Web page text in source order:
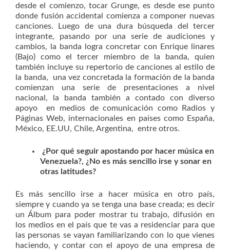
desde el comienzo, tocar Grunge, es desde ese punto
donde fusión accidental comienza a componer nuevas
canciones. Luego de una dura búsqueda del tercer
integrante, pasando por una serie de audiciones y
cambios, la banda logra concretar con Enrique linares
(Bajo) como el tercer miembro de la banda, quien
también incluye su repertorio de canciones al estilo de
la banda, una vez concretada la formación de la banda
comienzan una serie de presentaciones a nivel
nacional, la banda también a contado con diverso
apoyo en medios de comunicación como Radios y
Páginas Web, internacionales en países como España,
México, EE.UU, Chile, Argentina, entre otros.
¿Por qué seguir apostando por hacer música en
Venezuela?, ¿No es más sencillo irse y sonar en
otras latitudes?
Es más sencillo irse a hacer música en otro país,
siempre y cuando ya se tenga una base creada; es decir
un Álbum para poder mostrar tu trabajo, difusión en
los medios en el país que te vas a residenciar para que
las personas se vayan familiarizando con lo que vienes
haciendo, y contar con el apoyo de una empresa de